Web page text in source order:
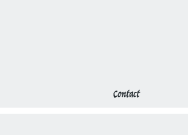
Contact